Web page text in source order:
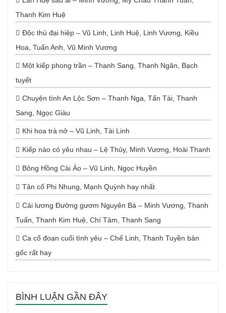
Thanh Kim Huệ
Độc thủ đại hiệp – Vũ Linh, Linh Huệ, Linh Vương, Kiều
Hoa, Tuấn Anh, Vũ Minh Vương
Một kiếp phong trần – Thanh Sang, Thanh Ngân, Bạch
tuyết
Chuyện tình An Lộc Sơn – Thanh Nga, Tấn Tài, Thanh
Sang, Ngọc Giàu
Khi hoa trà nở – Vũ Linh, Tài Linh
Kiếp nào có yêu nhau – Lệ Thủy, Minh Vương, Hoài Thanh
Bông Hồng Cài Áo – Vũ Linh, Ngọc Huyền
Tân cổ Phi Nhung, Mạnh Quỳnh hay nhất
Cải lương Đường gươm Nguyên Bá – Minh Vương, Thanh
Tuấn, Thanh Kim Huệ, Chí Tâm, Thanh Sang
Ca cổ đoạn cuối tình yêu – Chế Linh, Thanh Tuyền bản
gốc rất hay
BÌNH LUẬN GẦN ĐÂY